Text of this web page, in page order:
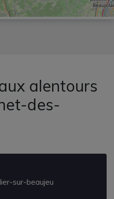
alentours
des-
sur-beaujeu